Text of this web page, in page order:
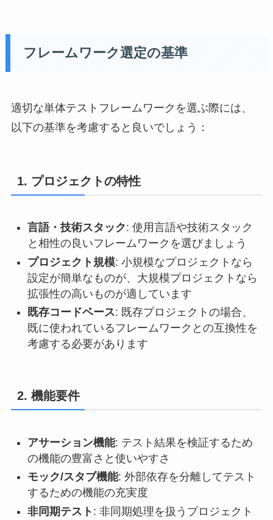
フレームワーク選定の基準
適切な単体テストフレームワークを選ぶ際には、
以下の基準を考慮すると良いでしょう：
1. プロジェクトの特性
言語・技術スタック: 使用言語や技術スタック
と相性の良いフレームワークを選びましょう
プロジェクト規模: 小規模なプロジェクトなら
設定が簡単なものが、大規模プロジェクトなら
拡張性の高いものが適しています
既存コードベース: 既存プロジェクトの場合、
既に使われているフレームワークとの互換性を
考慮する必要があります
2. 機能要件
アサーション機能: テスト結果を検証するため
の機能の豊富さと使いやすさ
モック/スタブ機能: 外部依存を分離してテスト
するための機能の充実度
非同期テスト : 非同期処理を扱うプロジェクト